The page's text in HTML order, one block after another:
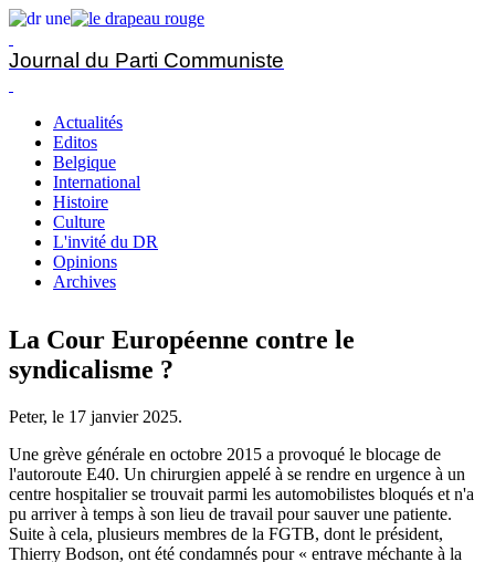
Journal du Parti Communiste
Actualités
Editos
Belgique
International
Histoire
Culture
L'invité du DR
Opinions
Archives
La Cour Européenne contre le
syndicalisme ?
Peter, le 17 janvier 2025.
Une grève générale en octobre 2015 a provoqué le blocage de
l'autoroute E40. Un chirurgien appelé à se rendre en urgence à un
centre hospitalier se trouvait parmi les automobilistes bloqués et n'a
pu arriver à temps à son lieu de travail pour sauver une patiente.
Suite à cela, plusieurs membres de la FGTB, dont le président,
Thierry Bodson, ont été condamnés pour « entrave méchante à la